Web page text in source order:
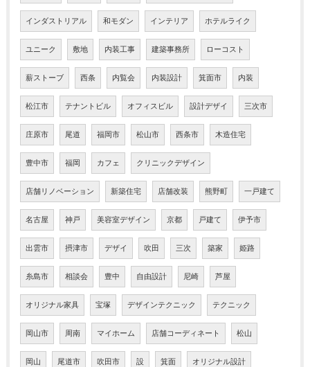
インダストリアル 和モダン インテリア ホテルライク
ユニーク 敷地 内装工事 建築事務所 ローコスト
薪ストーブ 西条 内覧会 内装設計 箕面市 内装
松江市 テナントビル オフィスビル 設計デザイ 三次市
庄原市 尾道 福岡市 松山市 西条市 木造住宅
豊中市 福岡 カフェ クリニックデザイン
店舗リノベーション 新築住宅 店舗改装 熊野町 一戸建て
名古屋 神戸 美容室デザイン 京都 戸建て 伊予市
出雲市 摂津市 デザイ 吹田 三次 築家 姫路
糸島市 相談会 豊中 自由設計 尼崎 芦屋
オリジナル家具 宝塚 デザインテクニック テクニック
岡山市 周南 マイホーム 店舗コーディネート 松山
岡山 尾道市 吹田市 設 箕面 オリジナル設計